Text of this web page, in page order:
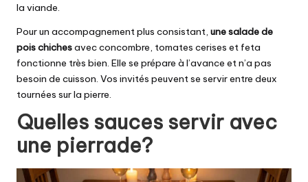
la viande.
Pour un accompagnement plus consistant, une salade de
pois chichesavec concombre, tomates cerises et feta
fonctionne très bien. Elle se prépare à l’avance et n’a pas
besoin de cuisson. Vos invités peuvent se servir entre deux
tournées sur la pierre.
Quelles sauces servir avec
une pierrade?